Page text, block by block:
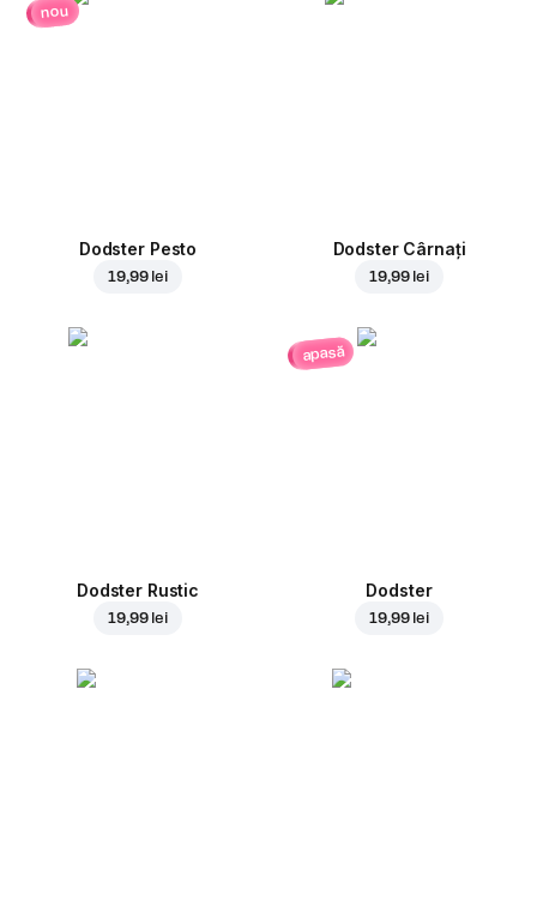
nou
Dodster Pesto
19,99 lei
Dodster Cârnați
19,99 lei
Dodster Rustic
19,99 lei
apasă
Dodster
19,99 lei